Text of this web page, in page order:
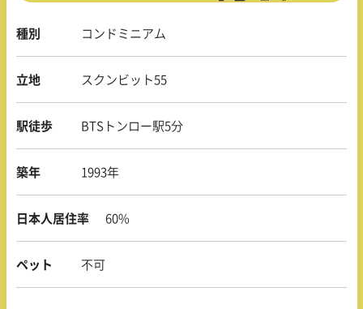
種別 コンドミニアム
立地 スクンビット55
駅徒歩 BTSトンロー駅5分
築年 1993年
日本人居住率 60%
ペット 不可